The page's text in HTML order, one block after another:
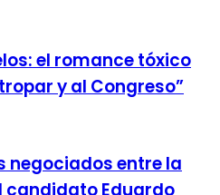
el romance tóxico
y al Congreso”
negociados entre la
candidato Eduardo